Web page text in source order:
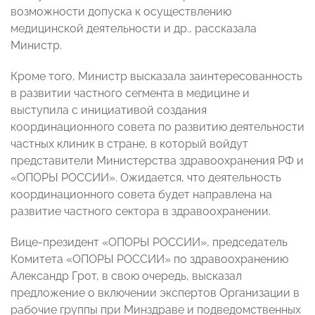
возможности допуска к осуществлению
медицинской деятельности и др., рассказала
Министр.
Кроме того, Министр высказала заинтересованность
в развитии частного сегмента в медицине и
выступила с инициативой создания
координационного совета по развитию деятельности
частных клиник в стране, в который войдут
представители Министерства здравоохранения РФ и
«ОПОРЫ РОССИИ». Ожидается, что деятельность
координационного совета будет направлена на
развитие частного сектора в здравоохранении.
Вице-президент «ОПОРЫ РОССИИ», председатель
Комитета «ОПОРЫ РОССИИ» по здравоохранению
Александр Грот, в свою очередь, высказал
предложение о включении экспертов Организации в
рабочие группы при Минздраве и подведомственных